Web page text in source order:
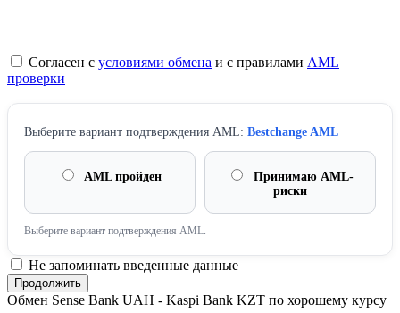
Согласен с условиями обмена и с правилами AML
проверки
Выберите вариант подтверждения AML: Bestchange AML
AML пройден
Принимаю AML-
риски
Выберите вариант подтверждения AML.
Не запоминать введенные данные
Обмен Sense Bank UAH - Kaspi Bank KZT по хорошему курсу